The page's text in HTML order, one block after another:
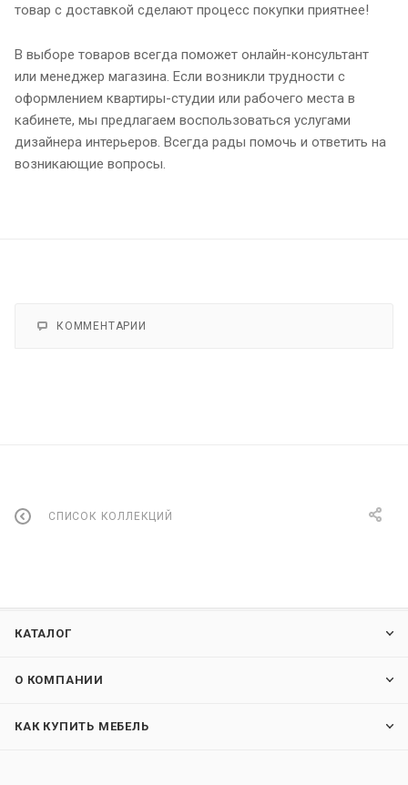
товар с доставкой сделают процесс покупки приятнее!
В выборе товаров всегда поможет онлайн-консультант
или менеджер магазина. Если возникли трудности с
оформлением квартиры-студии или рабочего места в
кабинете, мы предлагаем воспользоваться услугами
дизайнера интерьеров. Всегда рады помочь и ответить на
возникающие вопросы.
КОММЕНТАРИИ
СПИСОК КОЛЛЕКЦИЙ
КАТАЛОГ
О КОМПАНИИ
КАК КУПИТЬ МЕБЕЛЬ